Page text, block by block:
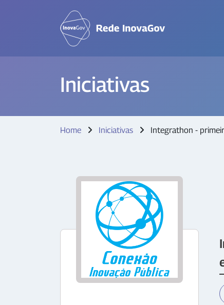
Iniciativas
Home Iniciativas Integrathon -